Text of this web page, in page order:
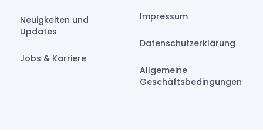
Neuigkeiten und
Updates
Jobs & Karriere
Impressum
Datenschutzerklärung
Allgemeine
Geschäftsbedingungen